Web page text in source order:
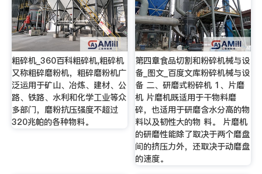
粗碎机_360百科粗碎机,粗碎机
又称粗碎磨粉机，粗碎磨粉机广
泛运用于矿山、冶炼、建材、公
路、铁路、水利和化学工业等众
多部门，磨粉抗压强度不超过
320兆帕的各种物料。
第四章食品切割和粉碎机械与设
备_图文_百度文库粉碎机械与设
备 二、研磨式粉碎机 1、片磨
机 片磨机既适用于干物料磨
碎，也适用于研磨含水分高的物
料以及韧性大的物 料。 片磨机
的研磨性能除了取决于两个磨盘
间的挤压力外，还取决于动磨盘
的速度。